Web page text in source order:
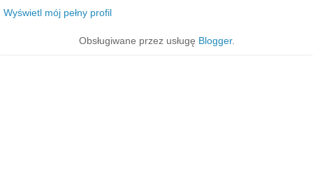
Wyświetl mój pełny profil
Obsługiwane przez usługę Blogger.